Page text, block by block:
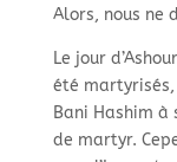
Alors, nous ne
Le jour
été
Bani Hashim
de martyr.